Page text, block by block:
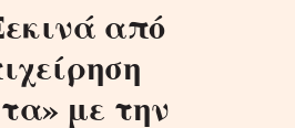
από
με την